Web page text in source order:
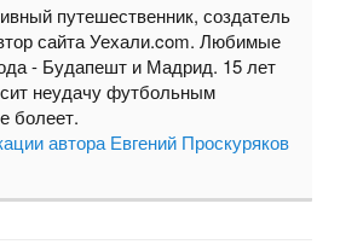
путешественник, создатель
сайта Уехали.com. Любимые
- Будапешт и Мадрид. 15 лет
неудачу футбольным
болеет.
автора Евгений Проскуряков